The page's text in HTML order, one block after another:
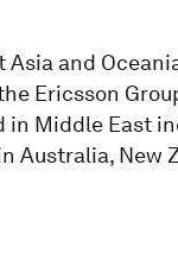
and
Ericsson
in Middle East
Australia, New